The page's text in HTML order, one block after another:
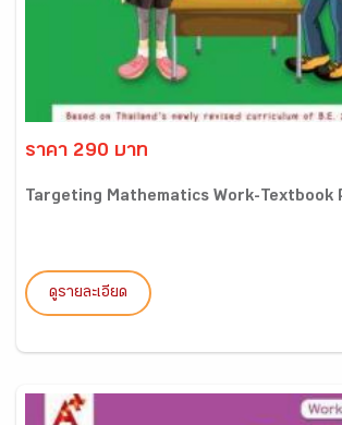
ราคา 290 บาท
Targeting Mathematics Work-Textbook
ดูรายละเอียด